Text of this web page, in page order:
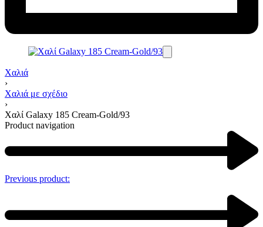
Χαλιά
›
Χαλιά με σχέδιο
›
Χαλί Galaxy 185 Cream-Gold/93
Product navigation
Previous product: